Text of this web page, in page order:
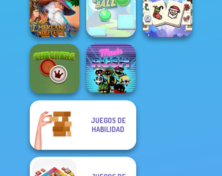
Battleships
Armada
Boxing Gang
Stars
Mahjong At
Home -
Scandinavian...
Emerland
Solitaire
Green Ball
Checkers
JUEGOS DE
HABILIDAD